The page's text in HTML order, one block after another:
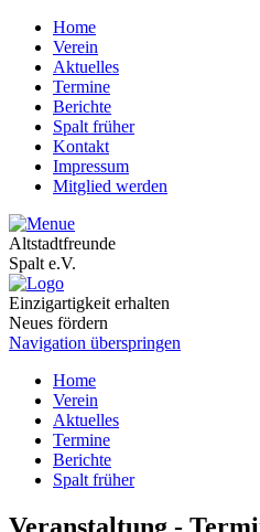
Home
Verein
Aktuelles
Termine
Berichte
Spalt früher
Kontakt
Impressum
Mitglied werden
Altstadtfreunde
Spalt e.V.
Einzigartigkeit erhalten
Neues fördern
Navigation überspringen
Home
Verein
Aktuelles
Termine
Berichte
Spalt früher